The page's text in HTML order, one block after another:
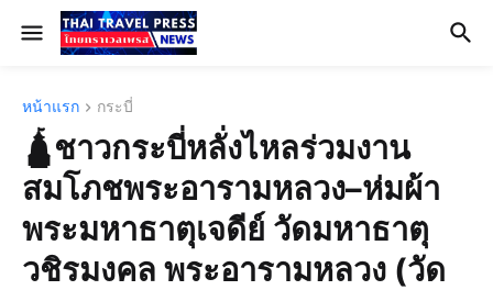
หน้าแรก กระบี่
🛕ชาวกระบี่หลั่งไหลร่วมงาน
สมโภชพระอารามหลวง–ห่มผ้า
พระมหาธาตุเจดีย์ วัดมหาธาตุ
วชิรมงคล พระอารามหลวง (วัด